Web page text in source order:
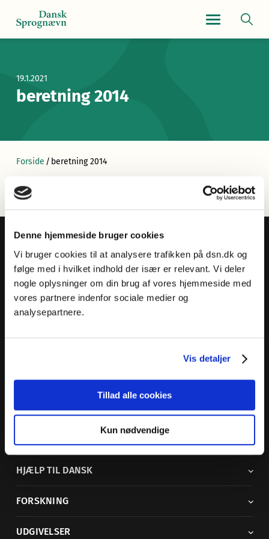
Denne hjemmeside bruger cookies
Vi bruger cookies til at analysere trafikken på dsn.dk og
følge med i hvilket indhold der især er relevant. Vi deler
nogle oplysninger om din brug af vores hjemmeside med
vores partnere indenfor sociale medier og
analysepartnere.
Vis detaljer
Tillad alle cookies
Kun nødvendige
19.1.2021
beretning 2014
Forside / beretning 2014
Dansk Sprognævn
Adelgade 119 B
5400 Bogense
adm@dsn.dk
HJÆLP TIL DANSK
FORSKNING
UDGIVELSER